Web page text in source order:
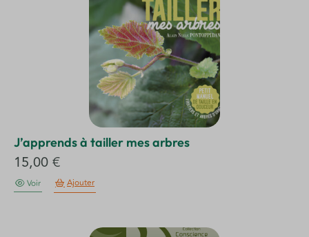
J’apprends à tailler mes arbres
15,00€
Voir Ajouter